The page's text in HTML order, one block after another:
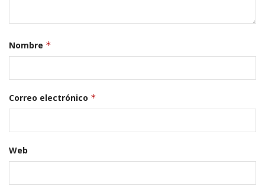
Nombre *
Correo electrónico *
Web